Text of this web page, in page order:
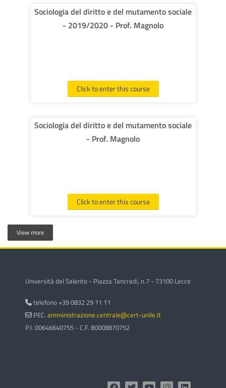
Sociologia del diritto e del mutamento sociale
- 2019/2020 - Prof. Magnolo
Click to enter this course
Sociologia del diritto e del mutamento sociale
- Prof. Magnolo
Click to enter this course
View more
Università del Salento - Piazza Tancredi, n.7 - 73100 Lecce
telefono +39 0832 29 11 11
PEC: amministrazione.centrale@cert-unile.it
P.I. 00646640755 - C.F. 80008870752